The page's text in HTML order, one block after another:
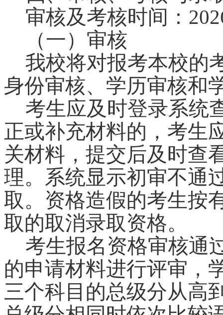
审核及考核时间：
（一）审核
我校将对报考本校的
身份审核、学历审核和
考生应及时登录系统
正或补充材料的，考生
关材料，提交后及时查
理。系统显示初审不通
取。资格造假的考生按
取的取消录取资格。
考生报名资格审核通
的申请材料进行评审，
三个科目的总级分从高